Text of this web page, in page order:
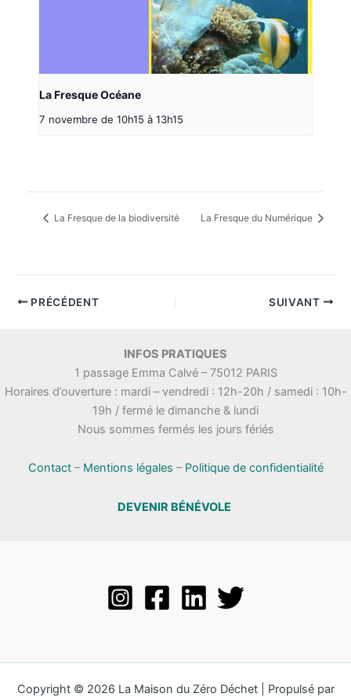
La Fresque Océane
7 novembre de 10h15 à 13h15
La Fresque de la biodiversité La Fresque du Numérique
PRÉCÉDENT SUIVANT
INFOS PRATIQUES
1 passage Emma Calvé – 75012 PARIS
Horaires d’ouverture : mardi – vendredi : 12h-20h / samedi : 10h-
19h / fermé le dimanche & lundi
Nous sommes fermés les jours fériés
Contact– Mentions légales – Politique de confidentialité
DEVENIR BÉNÉVOLE
Copyright © 2026 La Maison du Zéro Déchet | Propulsé par